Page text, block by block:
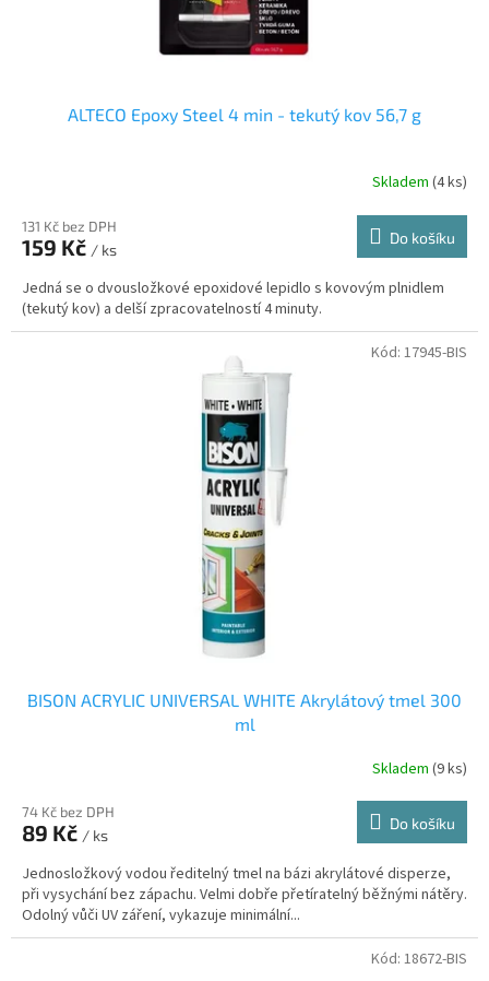
ALTECO Epoxy Steel 4 min - tekutý kov 56,7 g
Skladem (4 ks)
131 Kč bez DPH
159 Kč / ks
Do košíku
Jedná se o dvousložkové epoxidové lepidlo s kovovým plnidlem
(tekutý kov) a delší zpracovatelností 4 minuty.
BISON ACRYLIC UNIVERSAL WHITE Akrylátový tmel 300
ml
Skladem (9 ks)
74 Kč bez DPH
89 Kč / ks
Do košíku
Jednosložkový vodou ředitelný tmel na bázi akrylátové disperze,
při vysychání bez zápachu. Velmi dobře přetíratelný běžnými nátěry.
Odolný vůči UV záření, vykazuje minimální...
Kód: 17945-BIS
Kód: 18672-BIS